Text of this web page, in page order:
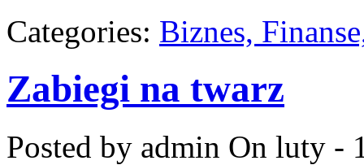
Categories: Biznes,
Zabiegi na twarz
Posted by admin On luty -